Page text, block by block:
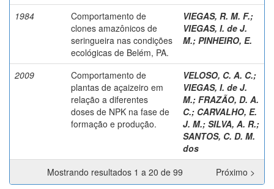
1984
Comportamento de
clones amazônicos de
seringueira nas condições
ecológicas de Belém, PA.
VIEGAS, R. M. F.;
VIEGAS, I. de J.
M.; PINHEIRO, E.
2009
Comportamento de
plantas de açaizeiro em
relação a diferentes
doses de NPK na fase de
formação e produção.
VELOSO, C. A. C.;
VIEGAS, I. de J.
M.; FRAZÃO, D. A.
C.; CARVALHO, E.
J. M.; SILVA, A. R.;
SANTOS, C. D. M.
dos
Mostrando resultados 1 a 20 de 99
Próximo >